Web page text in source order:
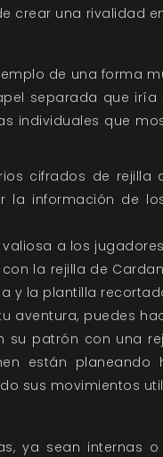
crear una rivalidad
de una forma
separada que
individuales que
cifrados de rejilla
la información de
a los
la rejilla de
y la plantilla
aventura, puedes
patrón con una
están
sus movimientos
ya sean internas o